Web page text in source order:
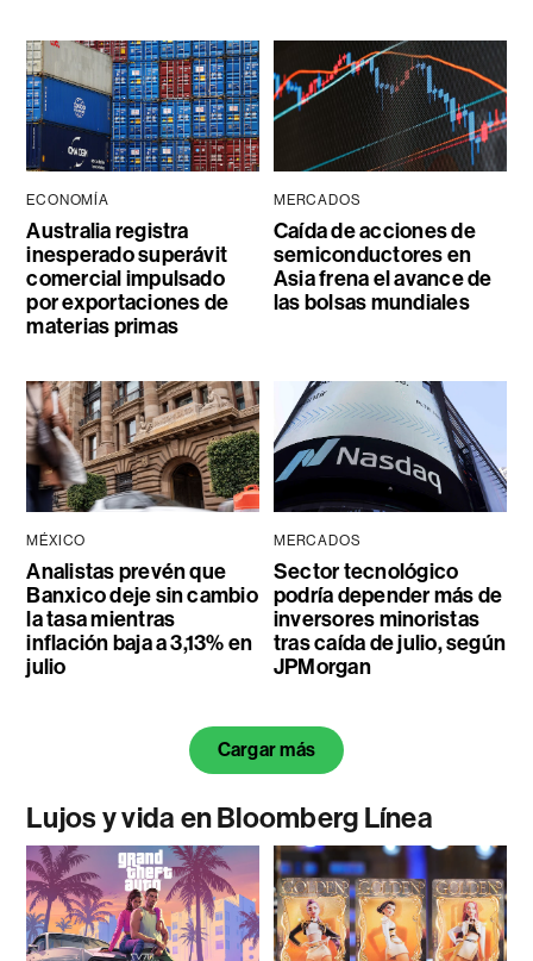
ECONOMÍA
Australia registra
inesperado superávit
comercial impulsado
por exportaciones de
materias primas
MERCADOS
Caída de acciones de
semiconductores en
Asia frena el avance de
las bolsas mundiales
MÉXICO
Analistas prevén que
Banxico deje sin cambio
la tasa mientras
inflación baja a 3,13% en
julio
MERCADOS
Sector tecnológico
podría depender más de
inversores minoristas
tras caída de julio, según
JPMorgan
Cargar más
Lujos y vida en Bloomberg Línea